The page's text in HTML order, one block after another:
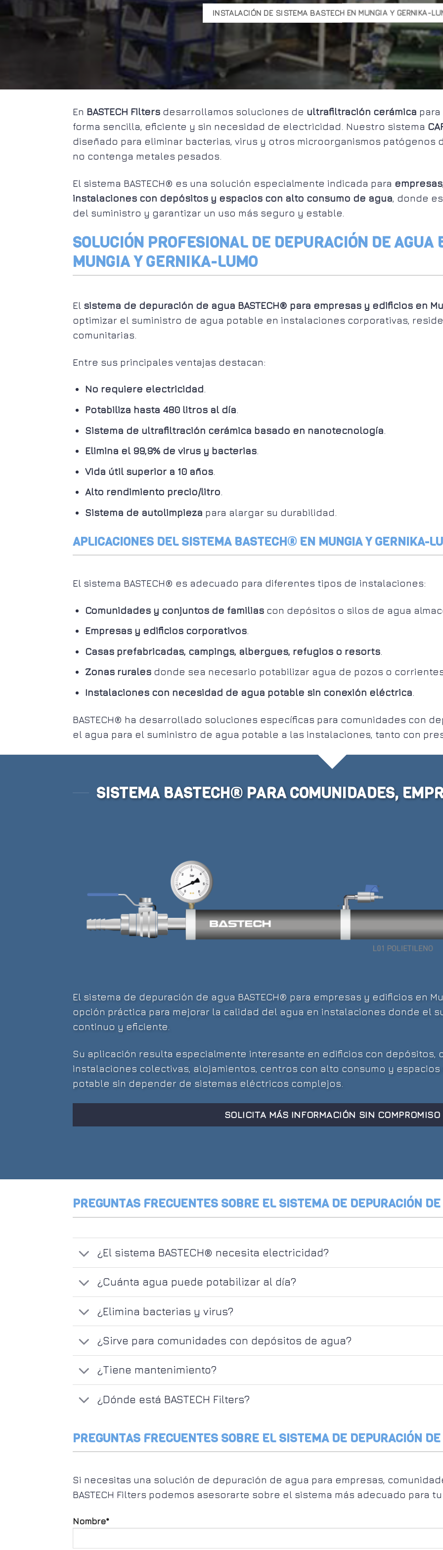
INSTALACIÓN DE SISTEMA BASTECH EN MUNGIA Y GERNIKA-
En BASTECH Filters desarrollamos soluciones de ultrafiltración cerámica
forma sencilla, eficiente y sin necesidad de electricidad. Nuestro sistema
diseñado para eliminar bacterias, virus y otros microorganismos patógenos
no contenga metales pesados.
El sistema BASTECH® es una solución especialmente indicada para
instalaciones con depósitos y espacios con alto consumo de agua, donde
del suministro y garantizar un uso más seguro y estable.
SOLUCIÓN PROFESIONAL DE DEPURACIÓN DE
MUNGIA Y GERNIKA-LUMO
El sistema de depuración de agua BASTECH® para empresas y edificios en
optimizar el suministro de agua potable en instalaciones corporativas,
comunitarias.
Entre sus principales ventajas destacan:
No requiere electricidad.
Potabiliza hasta 480 litros al día.
Sistema de ultrafiltración cerámica basado en nanotecnología
Elimina el 99,9% de virus y bacterias.
Vida útil superior a 10 años.
Alto rendimiento precio/litro.
Sistema de autolimpieza para alargar su durabilidad.
APLICACIONES DEL SISTEMA BASTECH® EN MUNGIA Y GERNIKA-
El sistema BASTECH® es adecuado para diferentes tipos de instalaciones:
Comunidades y conjuntos de familiascon depósitos o silos de agua
Empresas y edificios corporativos.
Casas prefabricadas, campings, albergues, refugios o resorts.
Zonas ruralesdonde sea necesario potabilizar agua de pozos o
Instalaciones con necesidad de agua potable sin conexión eléctrica.
BASTECH® ha desarrollado soluciones específicas para comunidades con
el agua para el suministro de agua potable a las instalaciones, tanto con
SISTEMA BASTECH® PARA COMUNIDADES,
El sistema de depuración de agua BASTECH® para empresas y edificios en
opción práctica para mejorar la calidad del agua en instalaciones donde el
continuo y eficiente.
Su aplicación resulta especialmente interesante en edificios con depósitos,
instalaciones colectivas, alojamientos, centros con alto consumo y
potable sin depender de sistemas eléctricos complejos.
SOLICITA MÁS INFORMACIÓN SIN COMPROMISO
PREGUNTAS FRECUENTES SOBRE EL SISTEMA DE DEPURACIÓN
¿El sistema BASTECH® necesita electricidad?
¿Cuánta agua puede potabilizar al día?
¿Elimina bacterias y virus?
¿Sirve para comunidades con depósitos de agua?
¿Tiene mantenimiento?
¿Dónde está BASTECH Filters?
PREGUNTAS FRECUENTES SOBRE EL SISTEMA DE DEPURACIÓN
Si necesitas una solución de depuración de agua para empresas,
BASTECH Filters podemos asesorarte sobre el sistema más adecuado para
Nombre*